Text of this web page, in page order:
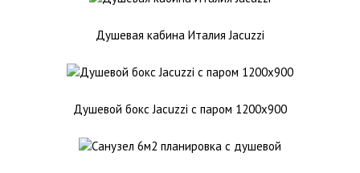
Душевая кабина Италия Jacuzzi
Душевой бокс Jacuzzi с паром 1200х900